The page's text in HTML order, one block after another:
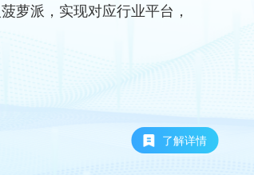
萝派，实现对应行业平台，
了解详情